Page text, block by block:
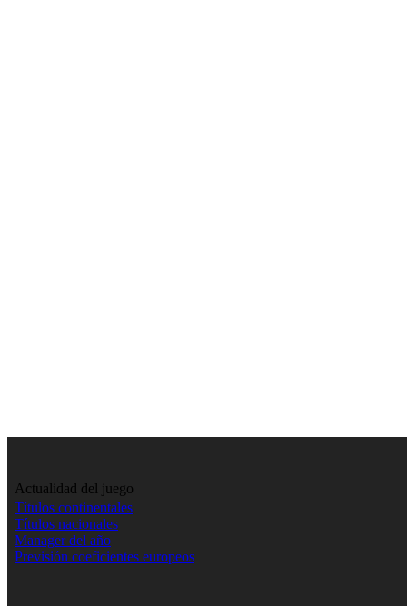
Actualidad del juego
Títulos continentales
Títulos nacionales
Manager del año
Previsión coeficientes europeos